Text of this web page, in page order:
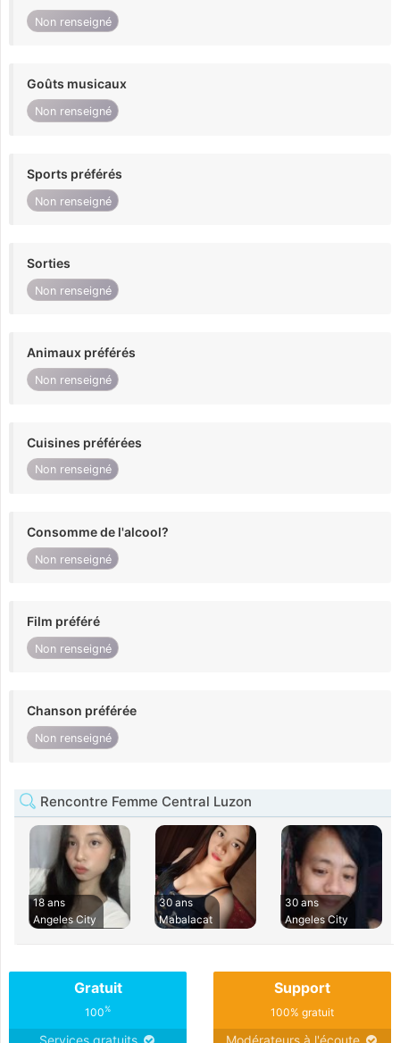
Non renseigné
Goûts musicaux
Non renseigné
Sports préférés
Non renseigné
Sorties
Non renseigné
Animaux préférés
Non renseigné
Cuisines préférées
Non renseigné
Consomme de l'alcool?
Non renseigné
Film préféré
Non renseigné
Chanson préférée
Non renseigné
Rencontre Femme Central Luzon
18 ans
Angeles City
30 ans
Mabalacat
30 ans
Angeles City
Gratuit
100%
Services gratuits
Support
100% gratuit
Modérateurs à l'écoute